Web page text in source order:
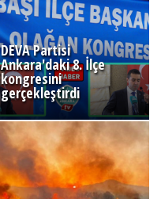
DEVA Partisi
Ankara'daki 8. İlçe
kongresini
gerçekleştirdi